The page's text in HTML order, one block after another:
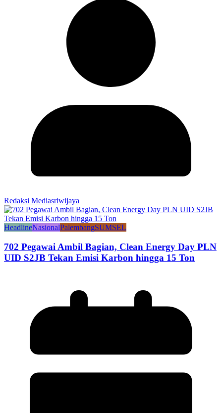
Redaksi Mediasriwijaya
HeadlineNasionalPalembangSUMSEL
702 Pegawai Ambil Bagian, Clean Energy Day PLN
UID S2JB Tekan Emisi Karbon hingga 15 Ton